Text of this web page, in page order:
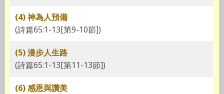
(4) 神為人預備
(詩篇65:1-13[第9-10節])
(5) 漫步人生路
(詩篇65:1-13[第11-13節])
(6) 感恩與讚美